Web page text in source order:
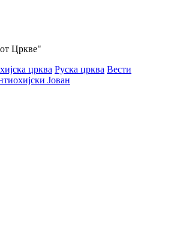
Цркве"
црква Руска црква Вести
Јован